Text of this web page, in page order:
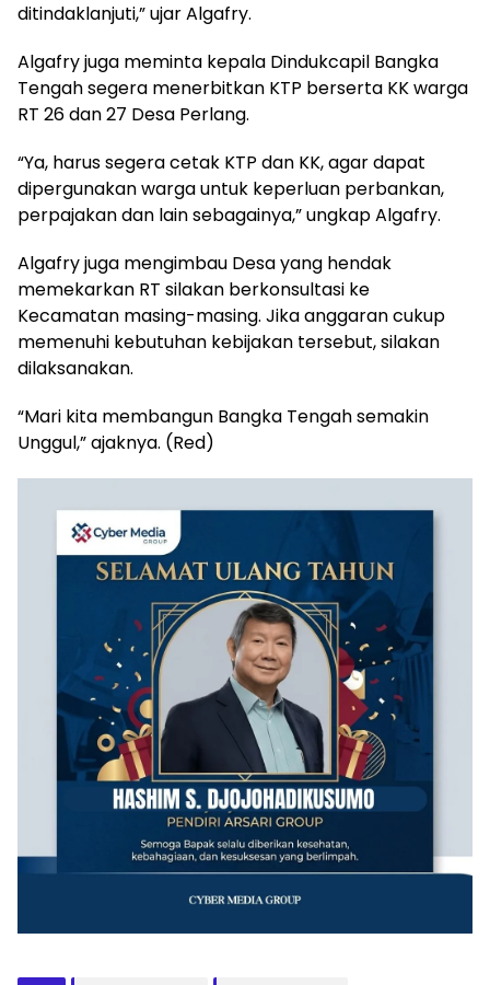
ditindaklanjuti,” ujar Algafry.
Algafry juga meminta kepala Dindukcapil Bangka
Tengah segera menerbitkan KTP berserta KK warga
RT 26 dan 27 Desa Perlang.
“Ya, harus segera cetak KTP dan KK, agar dapat
dipergunakan warga untuk keperluan perbankan,
perpajakan dan lain sebagainya,” ungkap Algafry.
Algafry juga mengimbau Desa yang hendak
memekarkan RT silakan berkonsultasi ke
Kecamatan masing-masing. Jika anggaran cukup
memenuhi kebutuhan kebijakan tersebut, silakan
dilaksanakan.
“Mari kita membangun Bangka Tengah semakin
Unggul,” ajaknya. (Red)